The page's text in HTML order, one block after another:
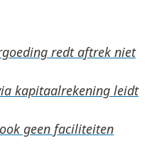
redt aftrek niet
kapitaalrekening leidt
geen faciliteiten